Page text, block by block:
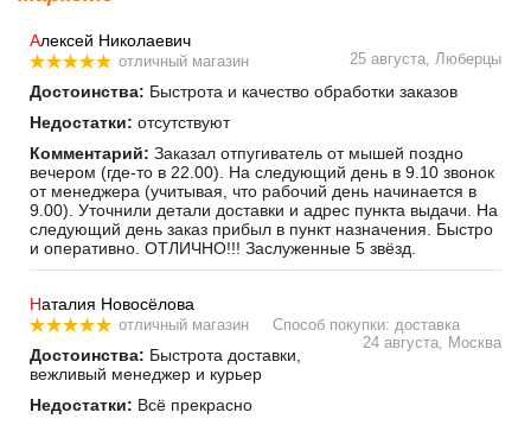
Алексей Николаевич
отличный магазин 25 августа, Люберцы
Достоинства: Быстрота и качество обработки заказов
Недостатки: отсутствуют
Комментарий: Заказал отпугиватель от мышей поздно
вечером (где-то в 22.00). На следующий день в 9.10 звонок
от менеджера (учитывая, что рабочий день начинается в
9.00). Уточнили детали доставки и адрес пункта выдачи. На
следующий день заказ прибыл в пункт назначения. Быстро
и оперативно. ОТЛИЧНО!!! Заслуженные 5 звёзд.
Наталия Новосёлова
отличный магазин
Способ покупки: доставка
24 августа, Москва
Достоинства: Быстрота доставки,
вежливый менеджер и курьер
Недостатки: Всё прекрасно